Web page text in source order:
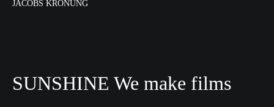
JACOBS KRÖNUNG
SUNSHINE We make films